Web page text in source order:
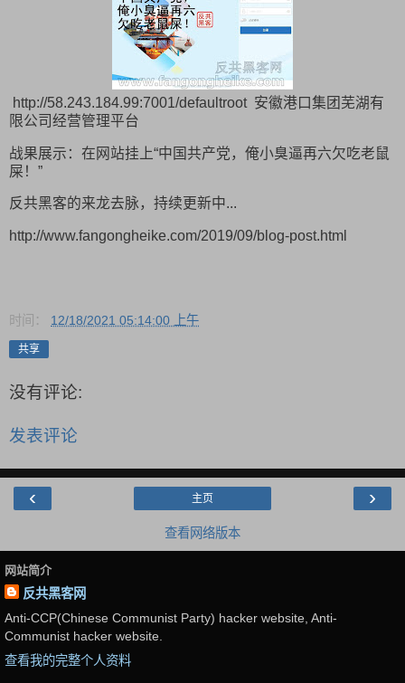
http://58.243.184.99:7001/defaultroot 安徽港口集团芜湖有
限公司经营管理平台
战果展示：在网站挂上“中国共产党，俺小臭逼再六欠吃老鼠
屎！”
反共黑客的来龙去脉，持续更新中...
http://www.fangongheike.com/2019/09/blog-post.html
时间： 12/18/2021 05:14:00 上午
共享
没有评论:
发表评论
‹ ›
主页
查看网络版本
网站简介
反共黑客网
Anti-CCP(Chinese Communist Party) hacker website, Anti-
Communist hacker website.
查看我的完整个人资料